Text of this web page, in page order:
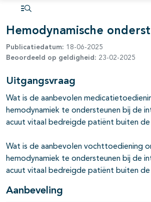
Hemodynamische
Publicatiedatum: 18-06-2025
Beoordeeld op geldigheid: 23-02-2025
Uitgangsvraag
Wat is de aanbevolen
hemodynamiek te ondersteunen bij de
acuut vitaal bedreigde patiënt buiten
Wat is de aanbevolen vochttoediening
hemodynamiek te ondersteunen bij de
acuut vitaal bedreigde patiënt buiten
Aanbeveling